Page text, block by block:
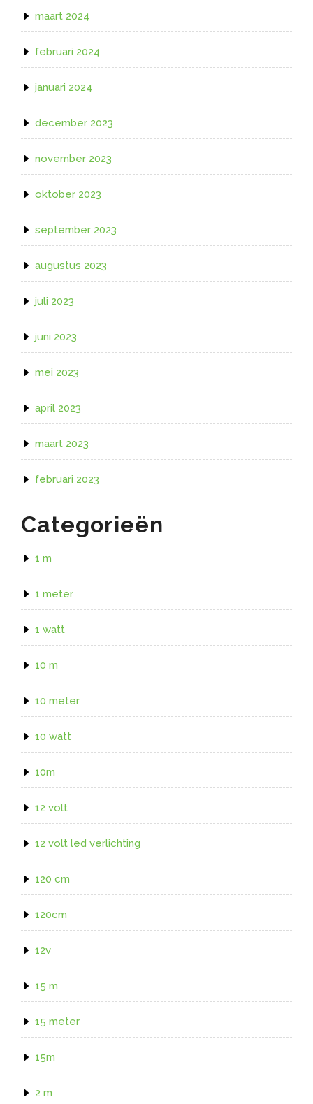
maart 2024
februari 2024
januari 2024
december 2023
november 2023
oktober 2023
september 2023
augustus 2023
juli 2023
juni 2023
mei 2023
april 2023
maart 2023
februari 2023
Categorieën
1 m
1 meter
1 watt
10 m
10 meter
10 watt
10m
12 volt
12 volt led verlichting
120 cm
120cm
12v
15 m
15 meter
15m
2 m